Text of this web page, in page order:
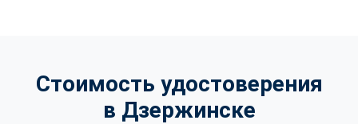
Стоимость удостоверения
в Дзержинске